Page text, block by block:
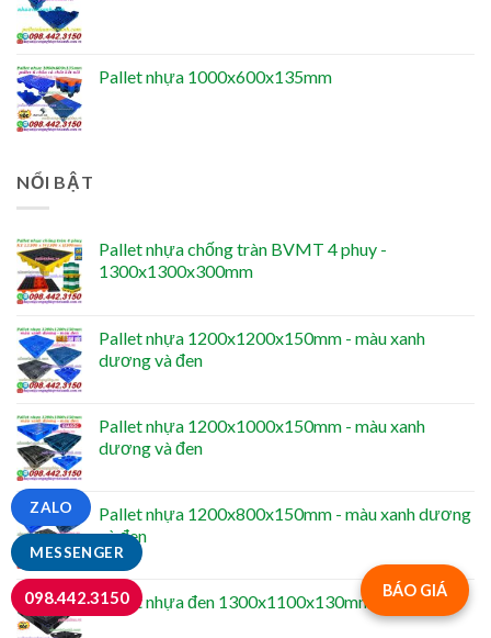
Pallet nhựa 1000x600x135mm
NỔI BẬT
Pallet nhựa chống tràn BVMT 4 phuy -
1300x1300x300mm
Pallet nhựa 1200x1200x150mm - màu xanh
dương và đen
Pallet nhựa 1200x1000x150mm - màu xanh
dương và đen
Pallet nhựa 1200x800x150mm - màu xanh dương
và đen
Pallet nhựa đen 1300x1100x130mm
BÁO GIÁ
MESSENGER
ZALO
098.442.3150